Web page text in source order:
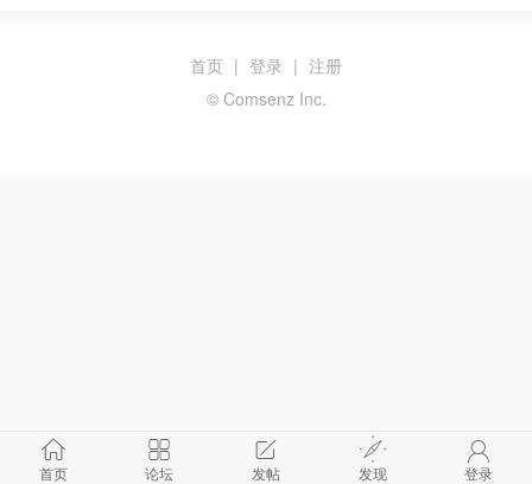
首页 论坛 发帖 发现 登录
首页 | 登录 | 注册
© Comsenz Inc.